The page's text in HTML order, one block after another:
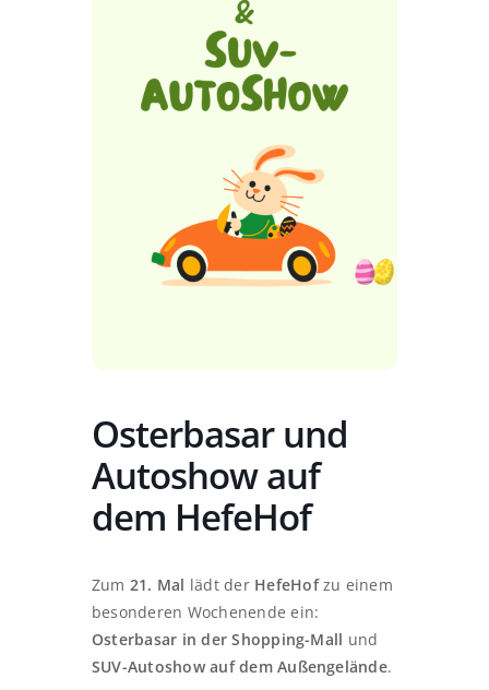
Osterbasar und
Autoshow auf
dem HefeHof
Zum 21. Mal lädt der HefeHofzu einem
besonderen Wochenende ein:
Osterbasar in der Shopping-Mall und
SUV-Autoshow auf dem Außengelände.